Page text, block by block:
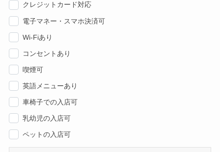
クレジットカード対応
電子マネー・スマホ決済可
Wi-Fiあり
コンセントあり
喫煙可
英語メニューあり
車椅子での入店可
乳幼児の入店可
ペットの入店可